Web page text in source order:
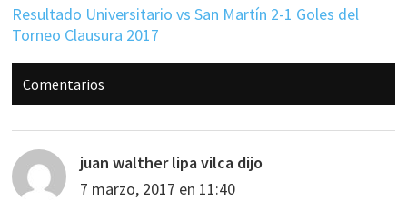
Resultado Universitario vs San Martín 2-1 Goles del
Torneo Clausura 2017
Interacciones
con
los
lectores
Comentarios
juan walther lipa vilca dijo
7 marzo, 2017 en 11:40